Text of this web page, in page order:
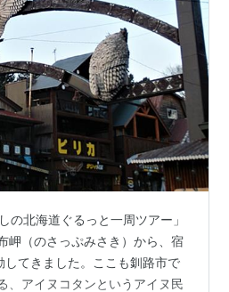
の北海道ぐるっと一周ツアー」
岬（のさっぷみさき）から、宿
てきました。ここも釧路市で
、アイヌコタンというアイヌ民